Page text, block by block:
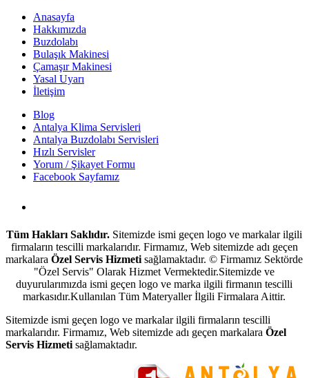
Anasayfa
Hakkımızda
Buzdolabı
Bulaşık Makinesi
Çamaşır Makinesi
Yasal Uyarı
İletişim
Blog
Antalya Klima Servisleri
Antalya Buzdolabı Servisleri
Hızlı Servisler
Yorum / Şikayet Formu
Facebook Sayfamız
Tüm Hakları Saklıdır. Sitemizde ismi geçen logo ve markalar ilgili
firmaların tescilli markalarıdır. Firmamız, Web sitemizde adı geçen
markalaraÖzel Servis Hizmeti sağlamaktadır. © Firmamız Sektörde
"Özel Servis" Olarak Hizmet Vermektedir.Sitemizde ve
duyurularımızda ismi geçen logo ve marka ilgili firmanın tescilli
markasıdır.Kullanılan Tüm Materyaller İlgili Firmalara Aittir.
Sitemizde ismi geçen logo ve markalar ilgili firmaların tescilli
markalarıdır. Firmamız, Web sitemizde adı geçen markalara Özel
Servis Hizmeti sağlamaktadır.